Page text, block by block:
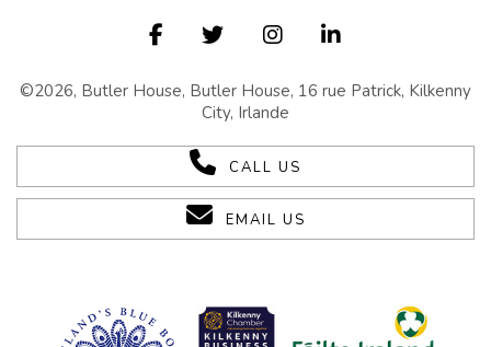
©2026, Butler House, Butler House, 16 rue Patrick, Kilkenny
City, Irlande
CALL US
EMAIL US